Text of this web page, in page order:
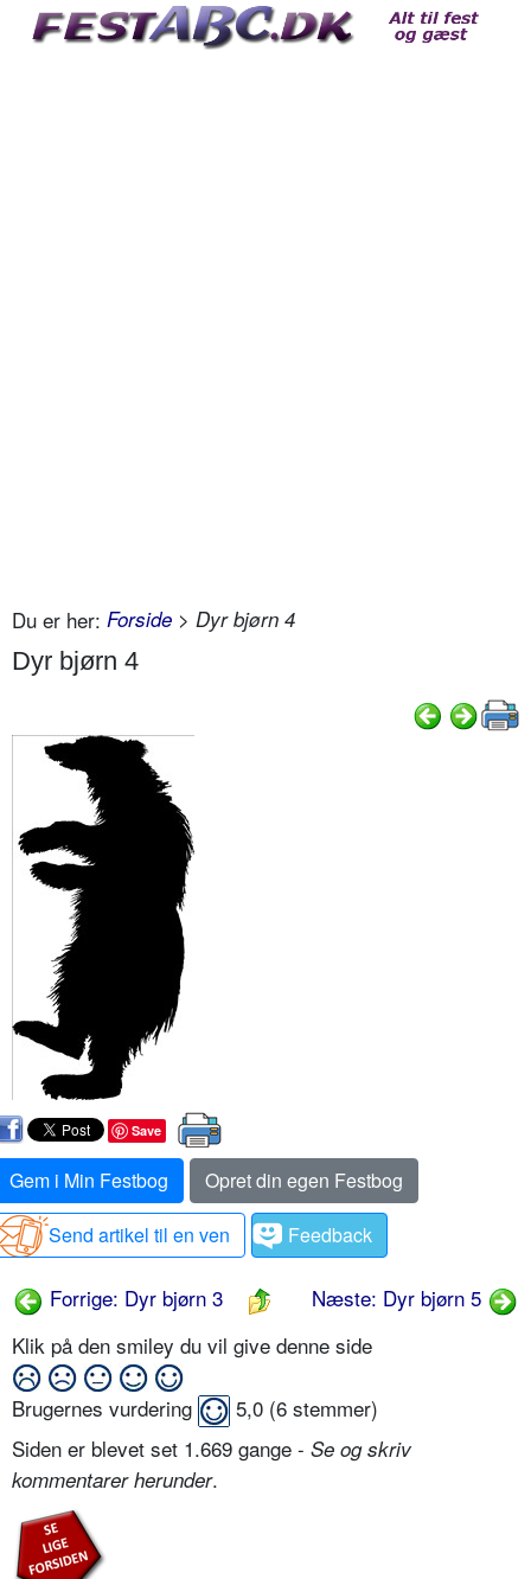
Du er her: Forside > Dyr bjørn 4
Dyr bjørn 4
Save
Gem i Min Festbog
Opret din egen Festbog
Send artikel til en ven
Feedback
Forrige: Dyr bjørn 3
Næste: Dyr bjørn 5
Klik på den smiley du vil give denne side
Brugernes vurdering 5,0 (6 stemmer)
Siden er blevet set 1.669 gange - Se og skriv
kommentarer herunder.